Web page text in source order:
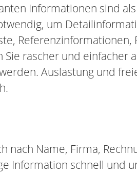
Informationen sind
um
Sie rascher und einfacher
Auslastung und
nach Name, Firma,
Information schnell und